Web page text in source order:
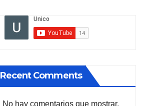
Recent Comments
No hay comentarios que mostrar.